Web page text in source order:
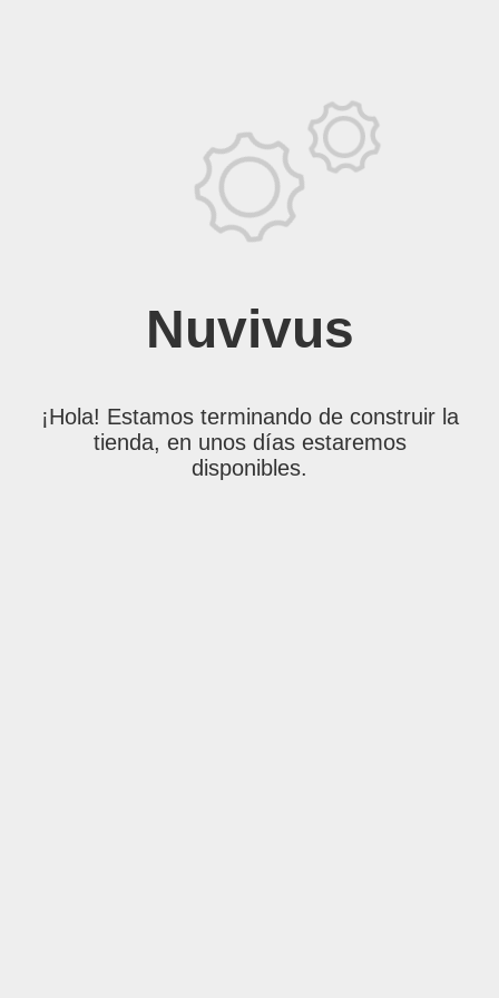
Nuvivus
¡Hola! Estamos terminando de construir la
tienda, en unos días estaremos
disponibles.